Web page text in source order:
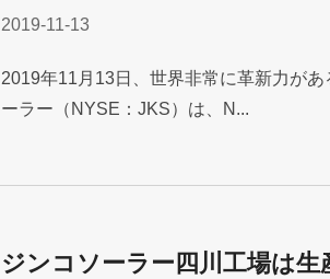
2019-11-13
2019年11月13日、世界非常に革新力が
ーラー（NYSE：JKS）は、N...
ジンコソーラー四川工場は生